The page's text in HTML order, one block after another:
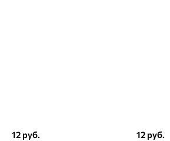
12 руб. 12 руб.